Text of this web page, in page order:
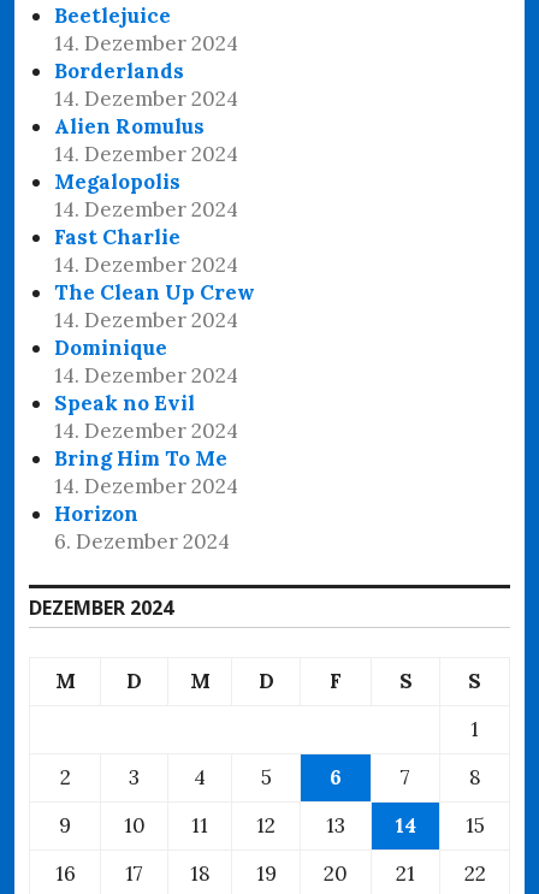
Beetlejuice
14. Dezember 2024
Borderlands
14. Dezember 2024
Alien Romulus
14. Dezember 2024
Megalopolis
14. Dezember 2024
Fast Charlie
14. Dezember 2024
The Clean Up Crew
14. Dezember 2024
Dominique
14. Dezember 2024
Speak no Evil
14. Dezember 2024
Bring Him To Me
14. Dezember 2024
Horizon
6. Dezember 2024
DEZEMBER 2024
M D M D F S
S
1
2
3 4 5 6 7
8
9
10 11 12 13 14
15
16
17 18 19 20 21
22